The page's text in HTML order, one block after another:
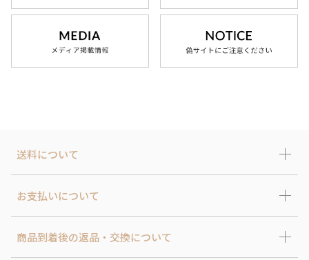
送料について
お支払いについて
商品到着後の返品・交換について